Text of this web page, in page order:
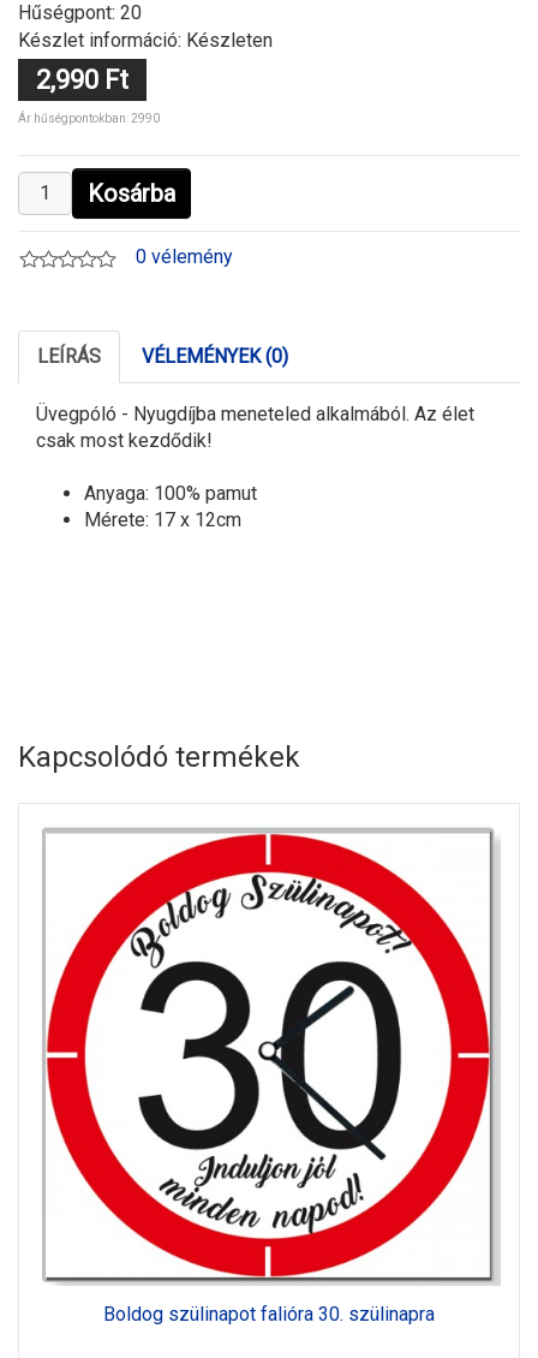
Hűségpont: 20
Készlet információ: Készleten
2,990 Ft
Ár hűségpontokban: 2990
Kosárba
0 vélemény
LEÍRÁS VÉLEMÉNYEK (0)
Üvegpóló - Nyugdíjba meneteled alkalmából. Az élet
csak most kezdődik!
Anyaga: 100% pamut
Mérete: 17 x 12cm
Kapcsolódó termékek
Boldog szülinapot falióra 30. szülinapra